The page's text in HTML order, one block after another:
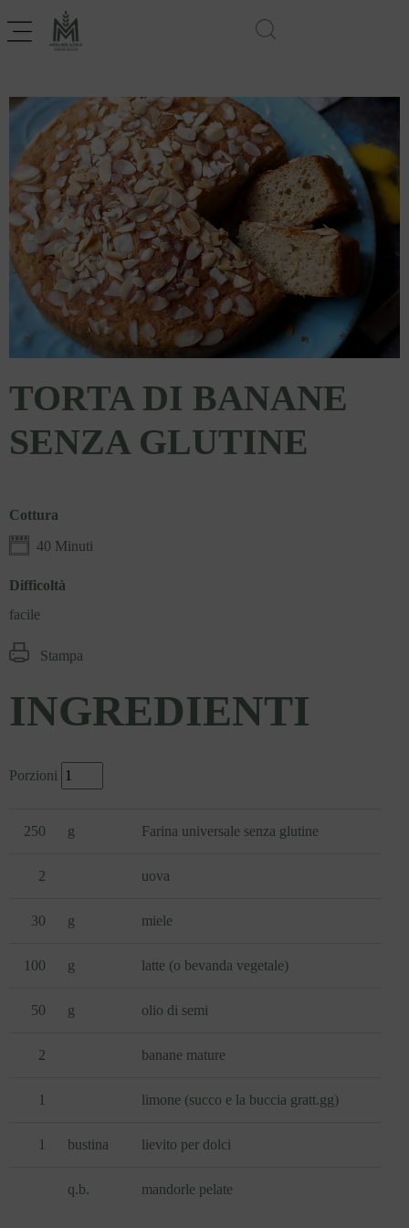
TORTA DI BANANE
SENZA GLUTINE
Cottura
40 Minuti
Difficoltà
facile
Stampa
INGREDIENTI
Porzioni
250 g Farina universale senza glutine
2 uova
30 g miele
100 g latte (o bevanda vegetale)
50 g olio di semi
2 banane mature
1 limone (succo e la buccia gratt.gg)
1 bustina lievito per dolci
q.b. mandorle pelate